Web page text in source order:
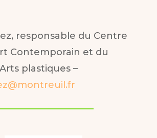
responsable du Centre
Contemporain et du
plastiques –